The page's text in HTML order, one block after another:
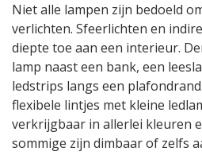
Niet alle lampen zijn bedoeld
verlichten. Sfeerlichten en
diepte toe aan een interieur.
lamp naast een bank, een
ledstrips langs een
flexibele lintjes met kleine
verkrijgbaar in allerlei kleuren
sommige zijn dimbaar of zelfs